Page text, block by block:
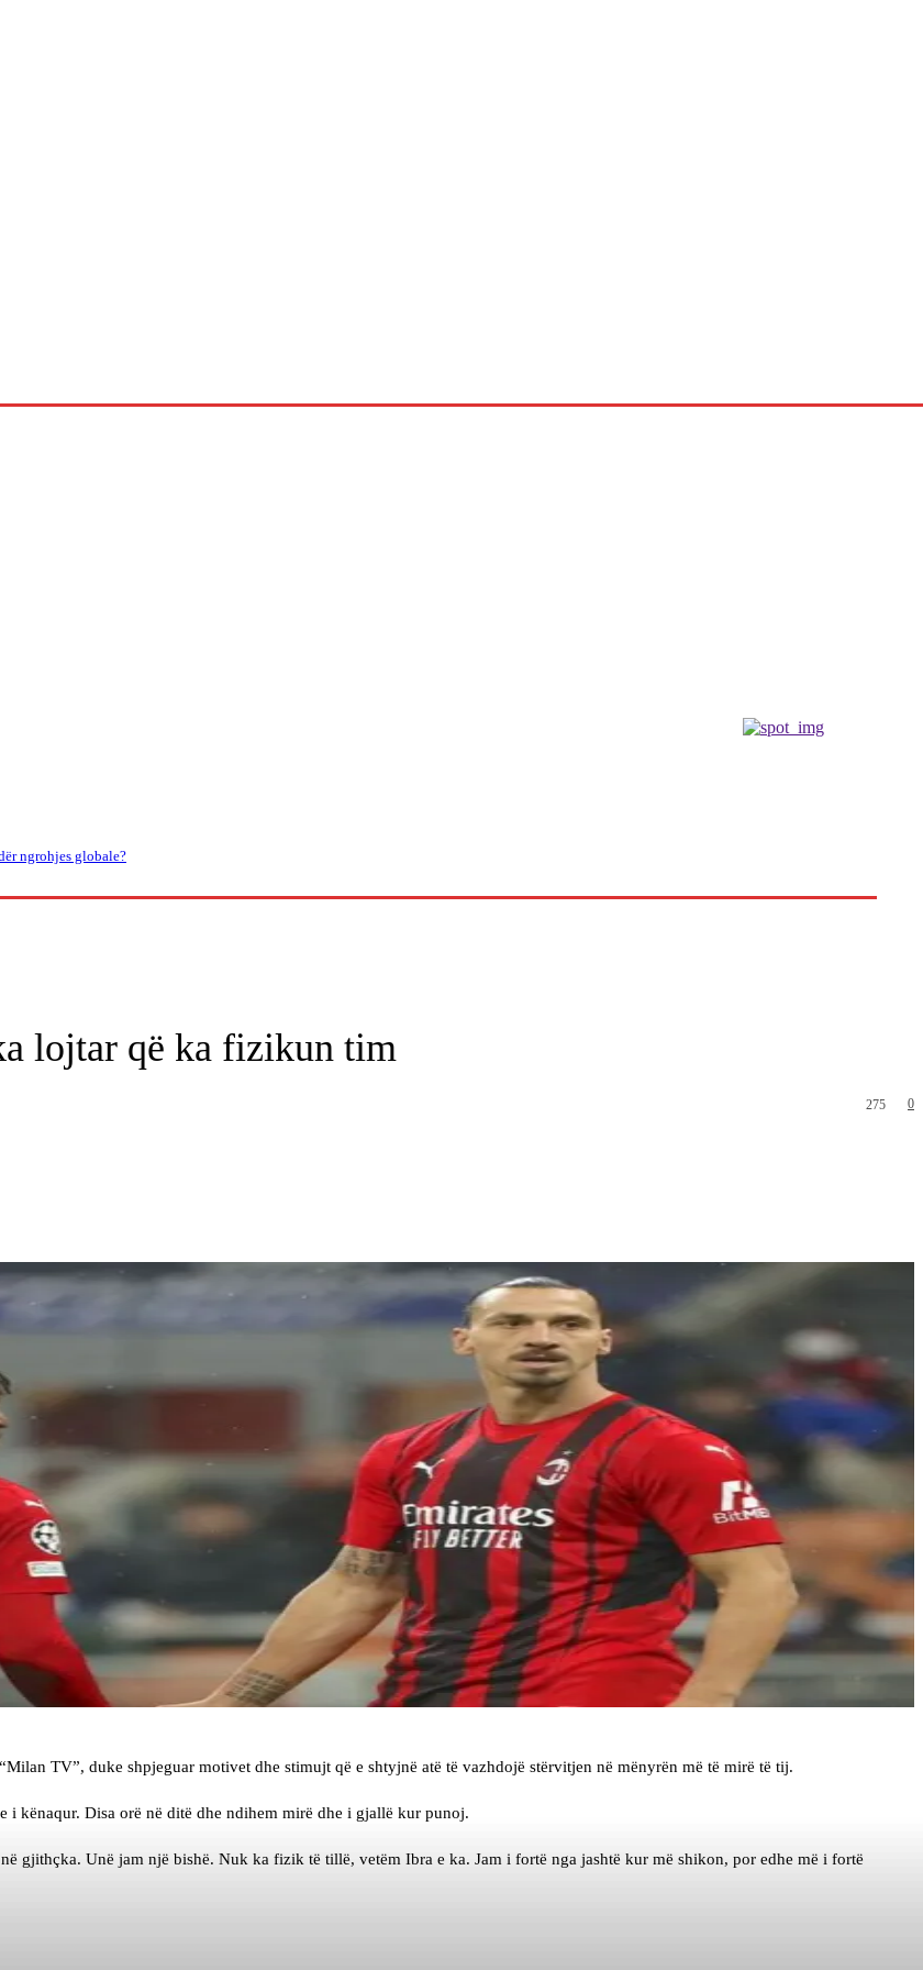
ngrohjes globale?
lojtar që ka fizikun tim
0
275
TV”, duke shpjeguar motivet dhe stimujt që e shtyjnë atë të vazhdojë stërvitjen në mënyrën më të mirë të tij.
i kënaqur. Disa orë në ditë dhe ndihem mirë dhe i gjallë kur punoj.
gjithçka. Unë jam një bishë. Nuk ka fizik të tillë, vetëm Ibra e ka. Jam i fortë nga jashtë kur më shikon, por edhe më i fortë